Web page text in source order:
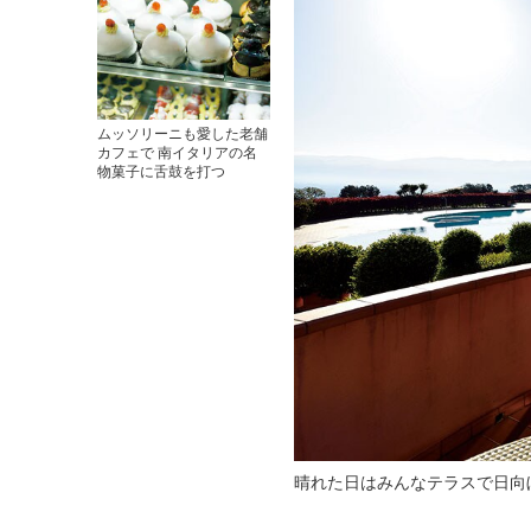
ムッソリーニも愛した老舗
カフェで 南イタリアの名
物菓子に舌鼓を打つ
晴れた日はみんなテラスで日向